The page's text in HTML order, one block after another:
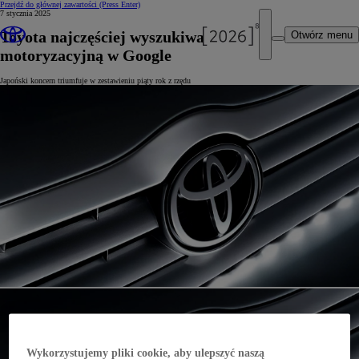
Przejdź do głównej zawartości (Press Enter)
Otwórz menu
7 stycznia 2025
Toyota najczęściej wyszukiwaną marką
motoryzacyjną w Google
Japoński koncern triumfuje w zestawieniu piąty rok z rzędu
Wykorzystujemy pliki cookie, aby ulepszyć naszą